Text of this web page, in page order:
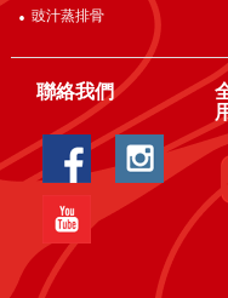
豉汁蒸排骨
聯絡我們